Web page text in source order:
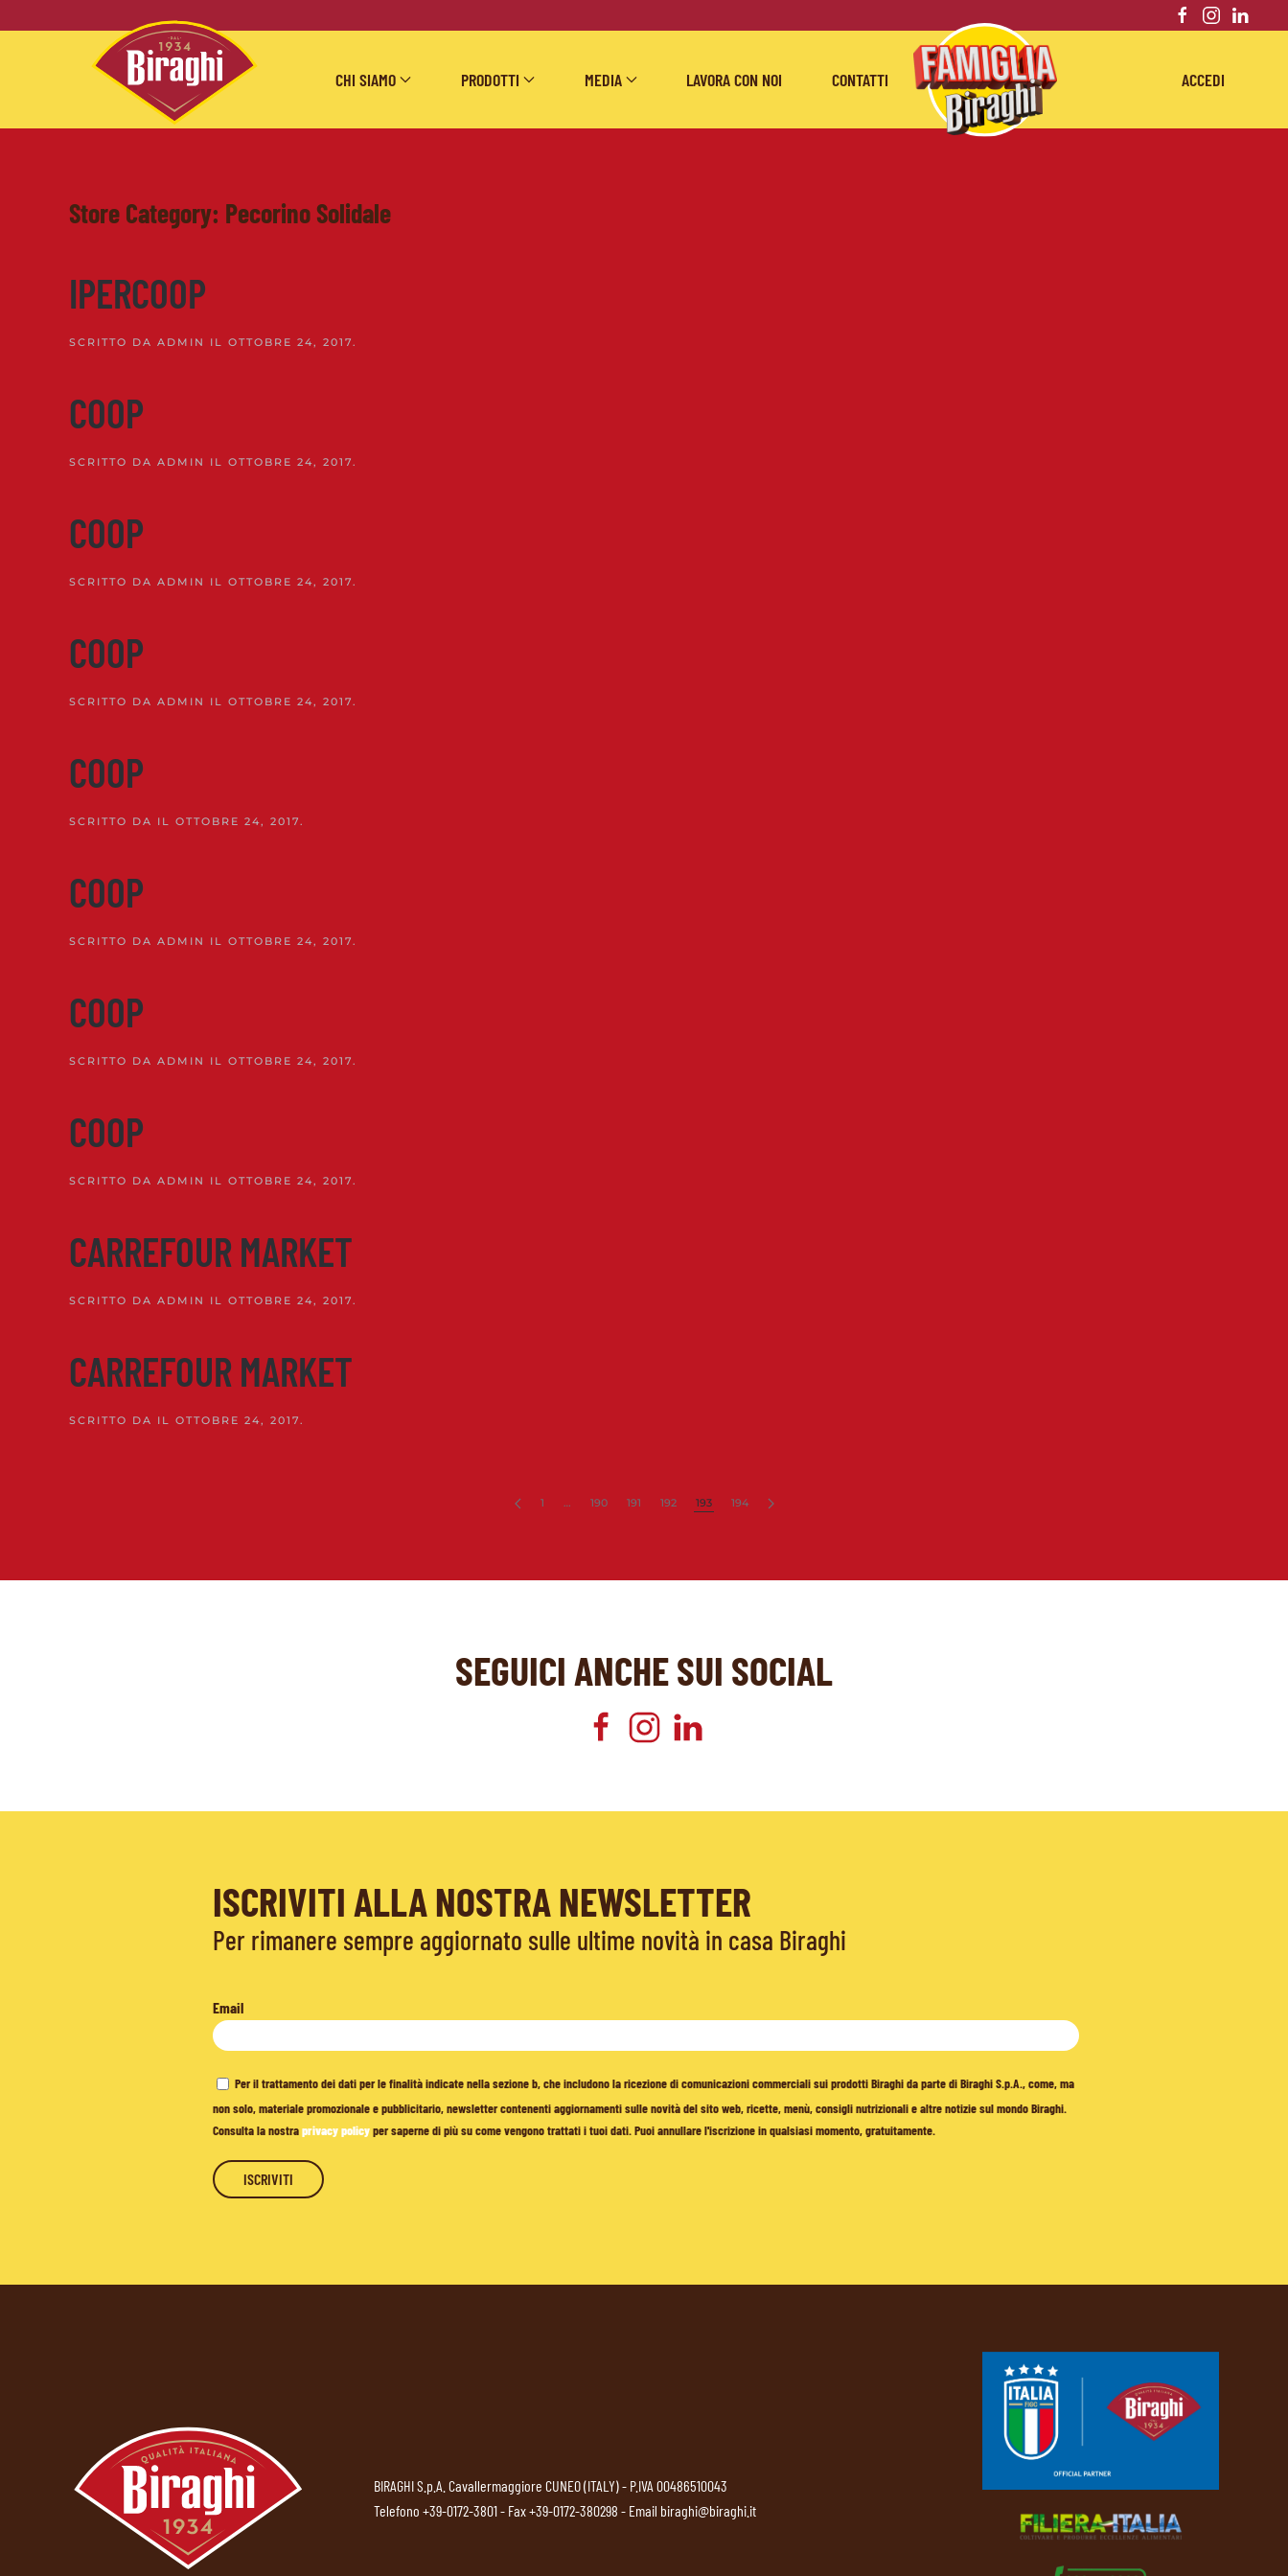
Skip to main content
CHI SIAMO PRODOTTI MEDIA LAVORA CON NOI CONTATTI ACCEDI
Store Category: Pecorino Solidale
IPERCOOP
SCRITTO DA ADMIN IL OTTOBRE 24, 2017.
COOP
SCRITTO DA ADMIN IL OTTOBRE 24, 2017.
COOP
SCRITTO DA ADMIN IL OTTOBRE 24, 2017.
COOP
SCRITTO DA ADMIN IL OTTOBRE 24, 2017.
COOP
SCRITTO DA IL OTTOBRE 24, 2017.
COOP
SCRITTO DA ADMIN IL OTTOBRE 24, 2017.
COOP
SCRITTO DA ADMIN IL OTTOBRE 24, 2017.
COOP
SCRITTO DA ADMIN IL OTTOBRE 24, 2017.
CARREFOUR MARKET
SCRITTO DA ADMIN IL OTTOBRE 24, 2017.
CARREFOUR MARKET
SCRITTO DA IL OTTOBRE 24, 2017.
1 … 190 191 192 193 194
SEGUICI ANCHE SUI SOCIAL
ISCRIVITI ALLA NOSTRA NEWSLETTER
Per rimanere sempre aggiornato sulle ultime novità in casa Biraghi
Email
Per il trattamento dei dati per le finalità indicate nella sezione b, che includono la ricezione di comunicazioni commerciali sui prodotti Biraghi da parte di Biraghi S.p.A., come, ma
non solo, materiale promozionale e pubblicitario, newsletter contenenti aggiornamenti sulle novità del sito web, ricette, menù, consigli nutrizionali e altre notizie sul mondo Biraghi.
Consulta la nostraprivacy policyper saperne di più su come vengono trattati i tuoi dati. Puoi annullare l'iscrizione in qualsiasi momento, gratuitamente.
BIRAGHI S.p.A. Cavallermaggiore CUNEO (ITALY) - P.IVA 00486510043
Telefono +39-0172-3801- Fax +39-0172-380298 - Email biraghi@biraghi.it